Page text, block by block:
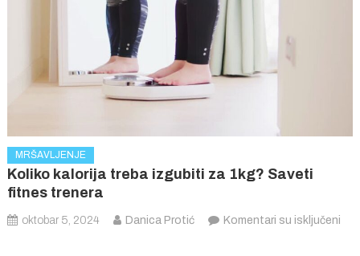
MRŠAVLJENJE
Koliko kalorija treba izgubiti za 1kg? Saveti
fitnes trenera
oktobar 5, 2024 Danica Protić
Komentari su isključeni